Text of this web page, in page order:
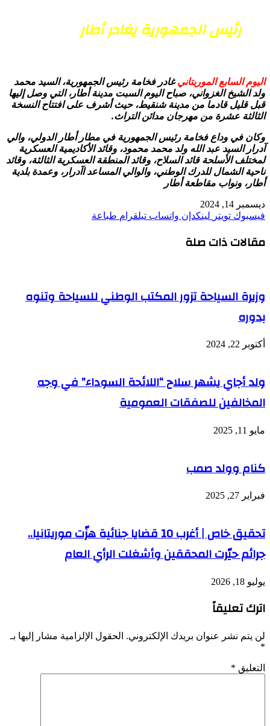
رئيس الجمهورية يغادر أطار
اليوم السابع الموريتانيغادر فخامة رئيس الجمهورية، السيد محمد
ولد الشيخ الغزواني، صباح اليوم السبت مدينة أطار، التي وصل إليها
قبل قليل قادما من مدينة شنقيط، حيث أشرف على افتتاح النسخة
الثالثة عشرة من مهرجان مدائن التراث.
وكان في وداع فخامة رئيس الجمهورية في مطار أطار الدولي، والي
آدرار السيد عبد الله ولد محمد محمود، وقائد الأكاديمية العسكرية
لمختلف الأسلحة قائد السلاح، وقائد المنطقة العسكرية الثالثة، وقائد
ناحية الشمال للدرك الوطني، والوالي المساعد اآدرار، وعمدة بلدية
أطار، ونواب مقاطعة أطار
ديسمبر 14, 2024
فيسبوك تويتر لينكدإن واتساب تيلقرام طباعة
مقالات ذات صلة
وزيرة السياحة تزور المكتب الوطني للسياحة وتنوه
بدوره
أكتوبر 22, 2024
ولد أجاي يشهر سلاح “اللائحة السوداء” في وجه
المخالفين للصفقات العمومية
مايو 11, 2025
كنام وولد صمب
فبراير 27, 2025
تحقيق خاص | أغرب 10 قضايا جنائية هزّت موريتانيا..
جرائم حيّرت المحققين وأشغلت الرأي العام
يوليو 18, 2026
اترك تعليقاً
لن يتم نشر عنوان بريدك الإلكتروني. الحقول الإلزامية مشار إليها بـ
*
التعليق *